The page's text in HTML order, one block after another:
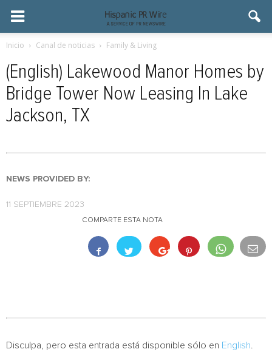
Inicio Canal de noticias Family & Living
(English) Lakewood Manor Homes by
Bridge Tower Now Leasing In Lake
Jackson, TX
NEWS PROVIDED BY:
11 SEPTIEMBRE 2023
COMPARTE ESTA NOTA
Disculpa, pero esta entrada está disponible sólo en English